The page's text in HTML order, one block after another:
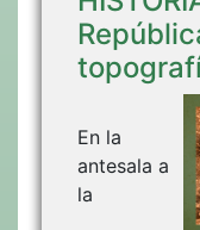
En la
antesala a
la